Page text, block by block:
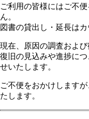
ご利用の皆様にはご不
ん。
図書の貸出し・延長は
現在、原因の調査および
復旧の見込みや進捗に
せいたします。
ご不便をおかけします
たします。